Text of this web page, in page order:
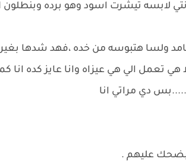
لابسه تيشرت اسود وهو برده
ولسا هتبوسه من خده ،فهد شدها
تعمل الي هي عيزاه وانا عايز كده انا
دي مراتي انا
عليهم .